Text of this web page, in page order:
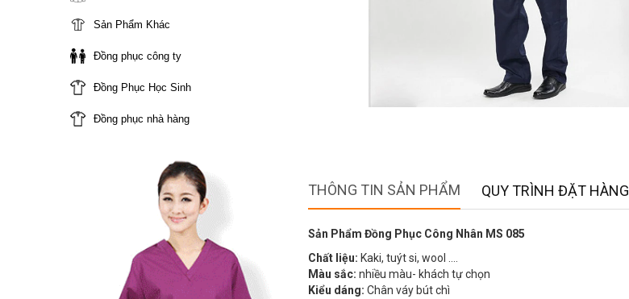
Sản Phẩm Khác
Đồng phục công ty
Đồng Phục Học Sinh
Đồng phục nhà hàng
THÔNG TIN SẢN PHẨM QUY TRÌNH ĐẶT HÀNG
Sản Phẩm Đồng Phục Công Nhân MS 085
Chất liệu: Kaki, tuýt si, wool ….
Màu sắc: nhiều màu- khách tự chọn
Kiểu dáng: Chân váy bút chì